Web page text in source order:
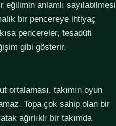
anlamlı sayılabilmesi
bir pencereye ihtiyaç
pencereler, tesadüfi
gibi gösterir.
ortalaması, takımın oyun
Topa çok sahip olan bir
ağırlıklı bir takımda